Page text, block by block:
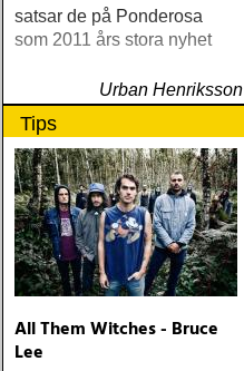
satsar de på Ponderosa
som 2011 års stora nyhet
Urban Henriksson
Tips
All Them Witches - Bruce
Lee